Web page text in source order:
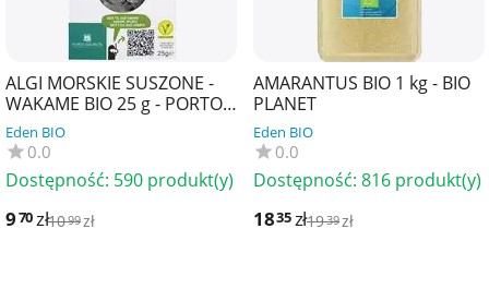
ALGI MORSKIE SUSZONE -
WAKAME BIO 25 g - PORTO
MUINOS
Eden BIO
0.0
Dostępność: 590 produkt(y)
970zł1099zł
AMARANTUS BIO 1 kg - BIO
PLANET
Eden BIO
0.0
Dostępność: 816 produkt(y)
1835zł1939zł